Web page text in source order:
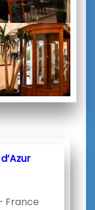
France